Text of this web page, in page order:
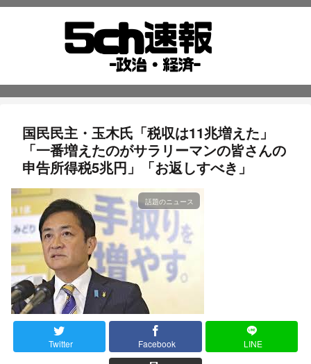
国民民主・玉木氏「税収は11兆増えた」
「一番増えたのがサラリーマンの皆さんの
申告所得税5兆円」「お返しすべき」
話題のニュース
Twitter Facebook LINE